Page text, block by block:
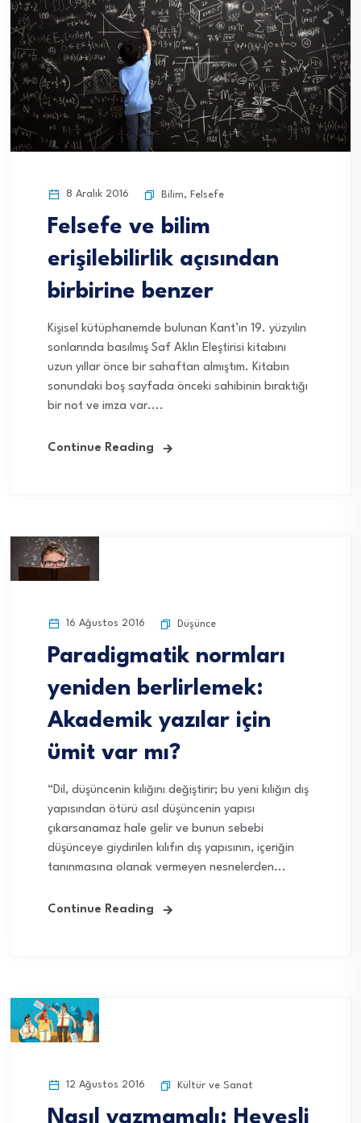
8 Aralık 2016 Bilim, Felsefe
Felsefe ve bilim
erişilebilirlik açısından
birbirine benzer
Kişisel kütüphanemde bulunan Kant’ın 19. yüzyılın
sonlarında basılmış Saf Aklın Eleştirisi kitabını
uzun yıllar önce bir sahaftan almıştım. Kitabın
sonundaki boş sayfada önceki sahibinin bıraktığı
bir not ve imza var....
Continue Reading
16 Ağustos 2016 Düşünce
Paradigmatik normları
yeniden berlirlemek:
Akademik yazılar için
ümit var mı?
“Dil, düşüncenin kılığını değiştirir; bu yeni kılığın dış
yapısından ötürü asıl düşüncenin yapısı
çıkarsanamaz hale gelir ve bunun sebebi
düşünceye giydirilen kılıfın dış yapısının, içeriğin
tanınmasına olanak vermeyen nesnelerden...
Continue Reading
12 Ağustos 2016 Kültür ve Sanat
Nasıl yazmamalı: Hevesli